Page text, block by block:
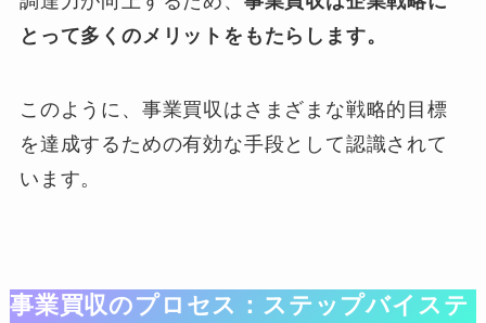
とって多くのメリットをもたらします。
このように、事業買収はさまざまな戦略的目標
を達成するための有効な手段として認識されて
います。
事業買収のプロセス：ステップバイステ